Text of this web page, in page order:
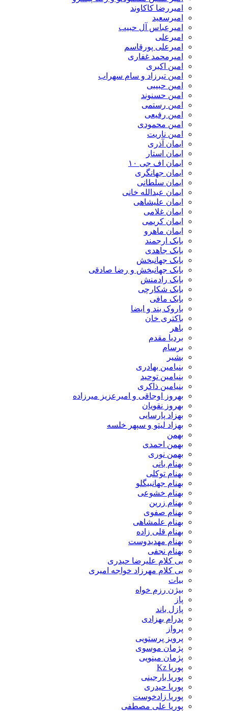
امیررضا کاکاوند
امیرسعید
امیرعباس آل حبیب
امیرعلی
امیرعلی پورقاسم
امیرمحمد غفاری
امین اکبری
امین تیرزاد و سام سهراب
امین حبیبی
امین حسنوند
امین رستمی
امین رفیعی
امین محمودی
امین ناریت
ایمان آذری
ایمان استار
ایمان اف جی ۱۰
ایمان جهانگری
ایمان سلطانی
ایمان عبدالله خانی
ایمان علیشاهی
ایمان غلامی
ایمان کریمی
ایمان ماهرو
بابک ارجمند
بابک جاهدی
بابک جهانبخش
بابک جهانبخش و رضا صادقی
بابک رادمنش
بابک شکارچی
بابک مافی
باروک بند و ایضا
باکتری خان
باهر
بردیا مقدم
برسام
بشیر
بنیامین بهادری
بنیامین توحید
بنیامین ذاکری
بهروز اوجاقی و امیرعزیز میرزاده
بهروز نقویان
بهزاد پارسایی
بهزاد لیتو و سپهر خلسه
بهمن
بهمن احمدی
بهمن نوری
بهنام بانی
بهنام توکلی
بهنام جهانبیگلو
بهنام خشوعی
بهنام زرین
بهنام صفوی
بهنام علمشاهی
بهنام قلی زاده
بهنام مهدیدوست
بهنام نجفی
بی کلام علیرضا حیدری
بی کلام مهرزاد خواجه امیری
بیات
بیژن رزم خواه
پاز
پازل باند
پدرام بهزادی
پرواز
پرویز پرستویی
پژمان موسوی
پژمان مینویی
پوریا Kz
پوریا بارجینی
پوریا حیدری
پوریا زادخوست
پوریا علی مصطفی